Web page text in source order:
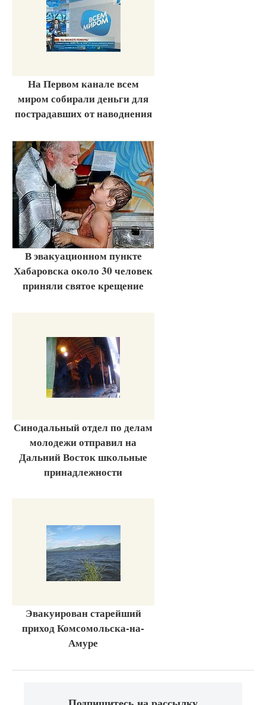
На Первом канале всем
миром собирали деньги для
пострадавших от наводнения
В эвакуационном пункте
Хабаровска около 30 человек
приняли святое крещение
Синодальный отдел по делам
молодежи отправил на
Дальний Восток школьные
принадлежности
Эвакуирован старейший
приход Комсомольска-на-
Амуре